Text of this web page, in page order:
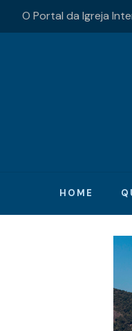
O Portal da Igreja
HOME